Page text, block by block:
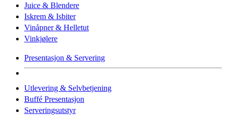
Juice & Blendere
Iskrem & Isbiter
Vinåpner & Helletut
Vinkjølere
Presentasjon & Servering
Utlevering & Selvbetjening
Buffé Presentasjon
Serveringsutstyr